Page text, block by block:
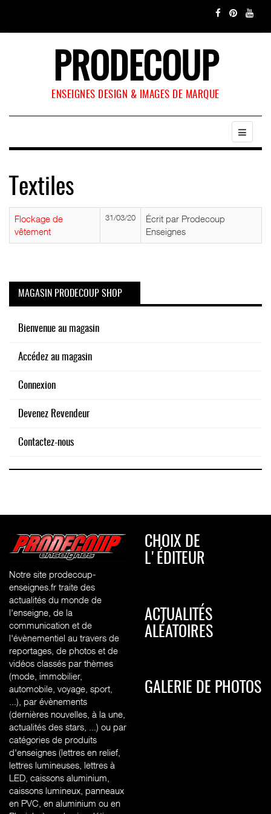
PRODECOUP
ENSEIGNES DESIGN & IMAGES DE MARQUE
Textiles
Flockage de
vêtement
31/03/20
Écrit par Prodecoup
Enseignes
MAGASIN PRODECOUP SHOP
Bienvenue au magasin
Accédez au magasin
Connexion
Devenez Revendeur
Contactez-nous
Notre site prodecoup-
enseignes.fr traite des
actualités du monde de
l'enseigne, de la
communication et de
l'évènementiel au travers de
reportages, de photos et de
vidéos classés par thèmes
(mode, immobilier,
automobile, voyage, sport,
...), par évènements
(dernières nouvelles, à la une,
actualités des stars, ...) ou par
catégories de produits
d'enseignes (lettres en relief,
lettres lumineuses, lettres à
LED, caissons aluminium,
caissons lumineux, panneaux
en PVC, en aluminium ou en
CHOIX DE
L'ÉDITEUR
ACTUALITÉS
ALÉATOIRES
GALERIE DE PHOTOS